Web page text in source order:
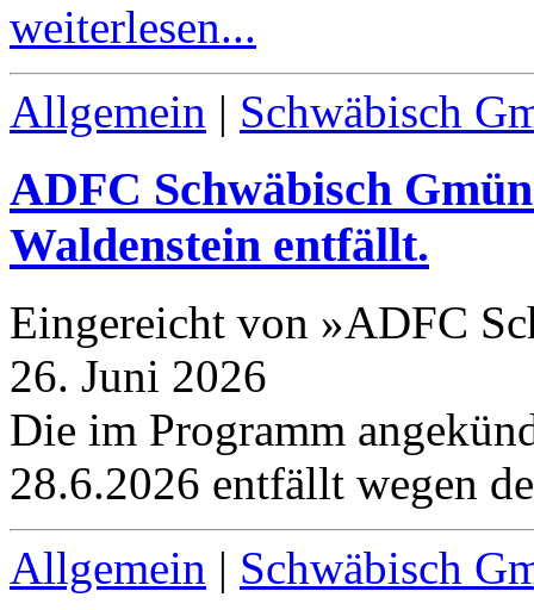
weiterlesen...
Allgemein | Schwäbisch
ADFC Schwäbisch
Waldenstein entfällt.
Eingereicht von »ADFC
26. Juni 2026
Die im Programm
28.6.2026 entfällt wegen
Allgemein | Schwäbisch